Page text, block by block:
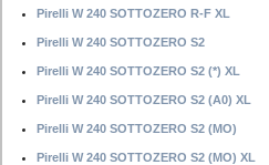
Pirelli W 240 SOTTOZERO R-F XL
Pirelli W 240 SOTTOZERO S2
Pirelli W 240 SOTTOZERO S2 (*) XL
Pirelli W 240 SOTTOZERO S2 (A0) XL
Pirelli W 240 SOTTOZERO S2 (MO)
Pirelli W 240 SOTTOZERO S2 (MO) XL